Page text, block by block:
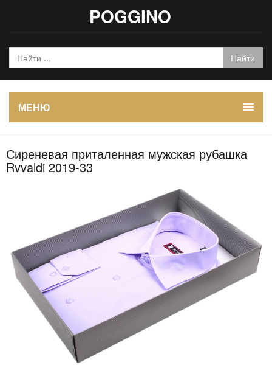
POGGINO
МЕНЮ
Сиреневая приталенная мужская рубашка
Rvvaldi 2019-33